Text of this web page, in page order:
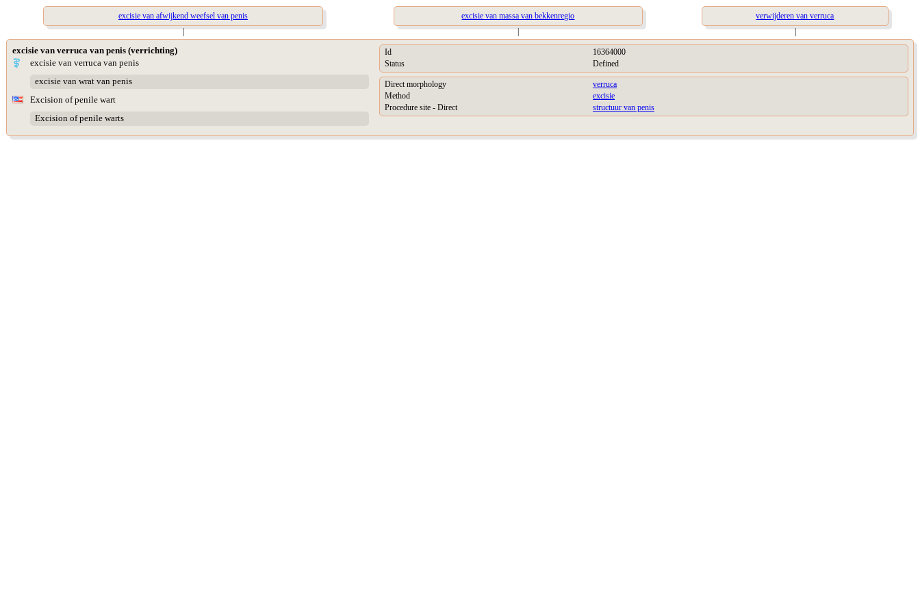
excisie van afwijkend weefsel van penis excisie van massa van bekkenregio
verwijderen van verruca
|
| |
excisie van verruca van penis (verrichting)
excisie van verruca van penis
excisie van wrat van penis
Excision of penile wart
Excision of penile warts
Id
16364000
Status
Defined
Direct morphology
verruca
Method
excisie
Procedure site - Direct
structuur van penis